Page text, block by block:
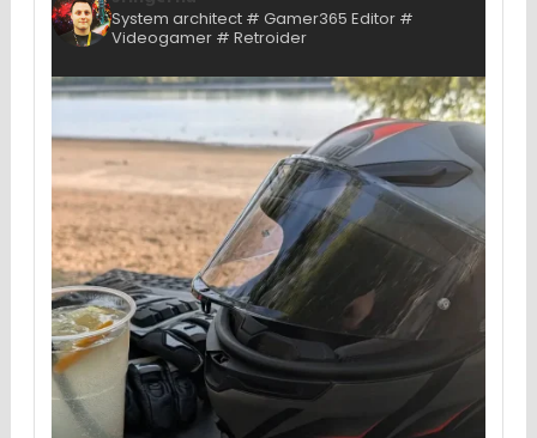
System architect # Gamer365 Editor #
Videogamer # Retroider